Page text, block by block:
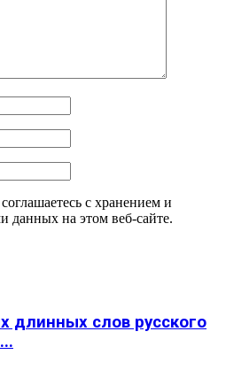
с хранением и
данных на этом веб-сайте.
длинных слов русского